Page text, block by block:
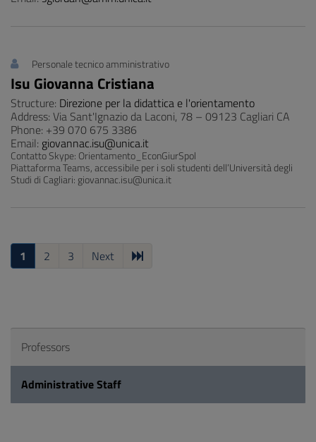
Personale tecnico amministrativo
Isu Giovanna Cristiana
Structure: Direzione per la didattica e l'orientamento
Address: Via Sant'Ignazio da Laconi, 78 – 09123 Cagliari CA
Phone: +39 070 675 3386
Email: giovannac.isu@unica.it
Contatto Skype: Orientamento_EconGiurSpol
Piattaforma Teams, accessibile per i soli studenti dell’Università degli
Studi di Cagliari: giovannac.isu@unica.it
1 2 3 Next
Professors
Administrative Staff